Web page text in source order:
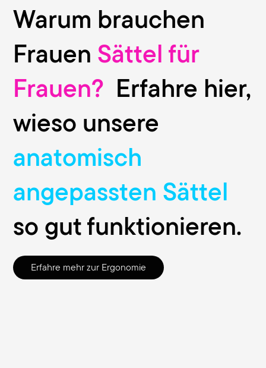
Warum brauchen
Frauen Sättel für
Frauen? Erfahre hier,
wieso unsere
anatomisch
angepassten Sättel
so gut funktionieren.
Erfahre mehr zur Ergonomie